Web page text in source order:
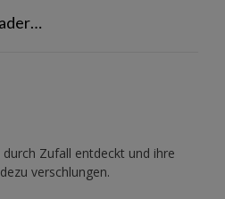
Zufall entdeckt und ihre
verschlungen.